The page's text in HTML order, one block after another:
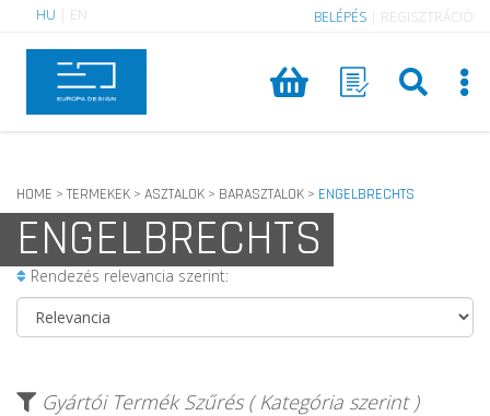
HU EN BELÉPÉS REGISZTRÁCIÓ
HOME > TERMEKEK > ASZTALOK > BARASZTALOK > ENGELBRECHTS
ENGELBRECHTS
Rendezés relevancia szerint:
Gyártói Termék Szűrés ( Kategória szerint )